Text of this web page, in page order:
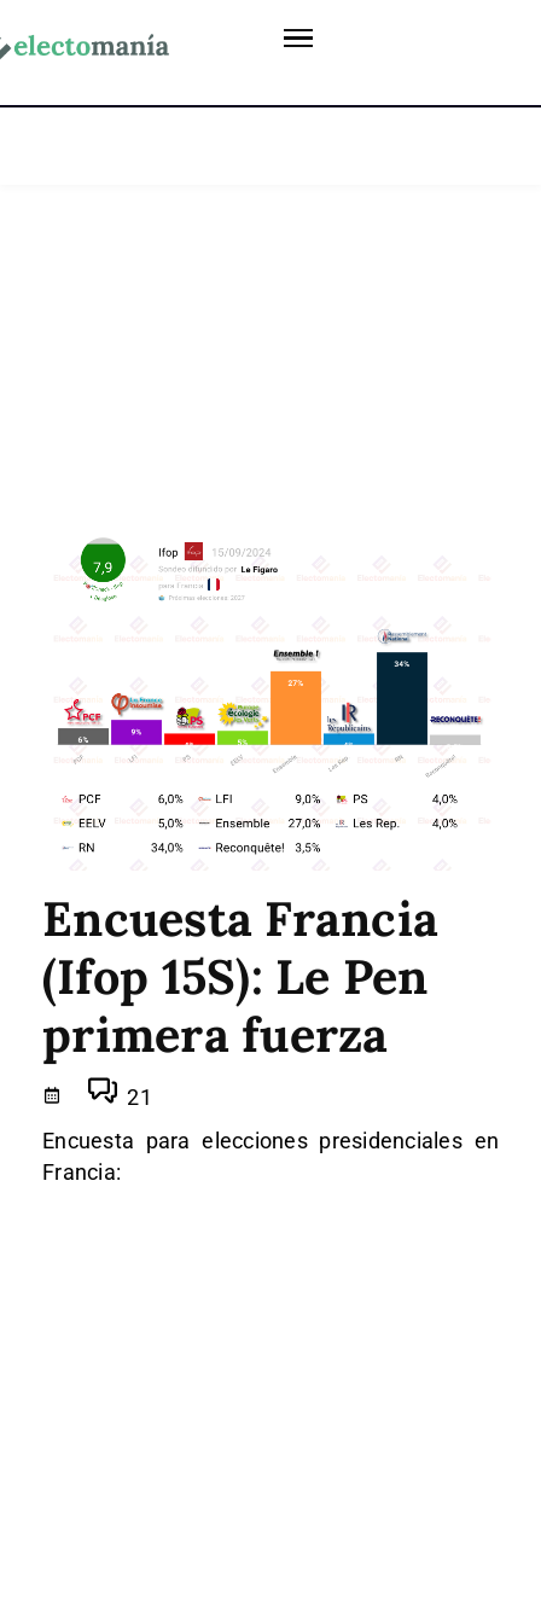
Encuesta Francia
(Ifop 15S): Le Pen
primera fuerza
21
Encuesta para elecciones presidenciales en
Francia: